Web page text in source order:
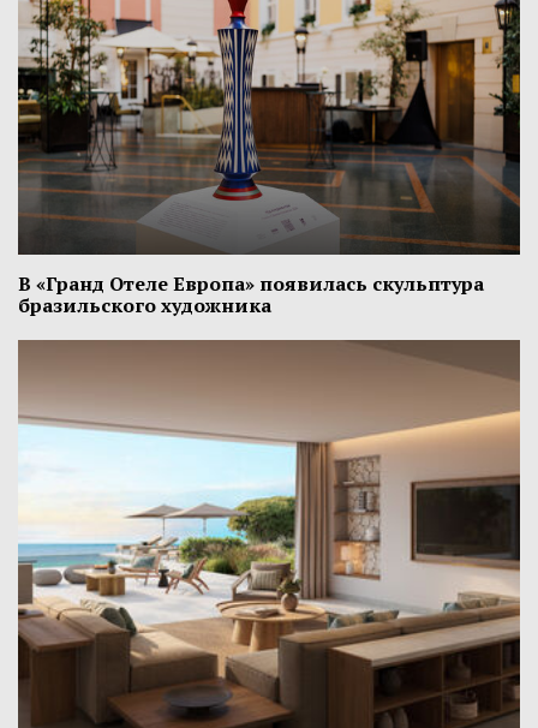
В «Гранд Отеле Европа» появилась скульптура
бразильского художника